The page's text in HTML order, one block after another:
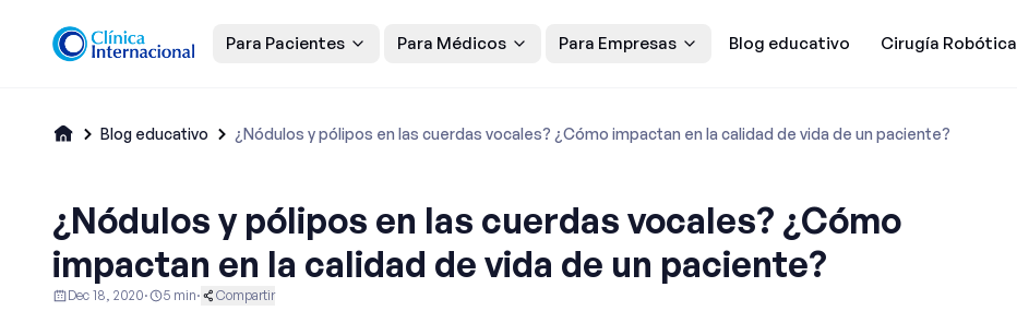
Para Pacientes Para Médicos Para Empresas Blog educativo Cirugía Robótica
Blog educativo ¿Nódulos y pólipos en las cuerdas vocales? ¿Cómo impactan en la calidad de vida de un paciente?
¿Nódulos y pólipos en las cuerdas vocales? ¿Cómo
impactan en la calidad de vida de un paciente?
Dec 18, 2020· 5 min· Compartir